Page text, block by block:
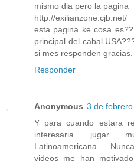
mismo dia pero la pagina
http://exilianzone.cjb.net/
esta pagina ke cosa
principal del cabal
si mes responden gracias.
Responder
Anonymous 3 de
Y para cuando estara
interesaria jugar
Latinoamericana....
videos me han